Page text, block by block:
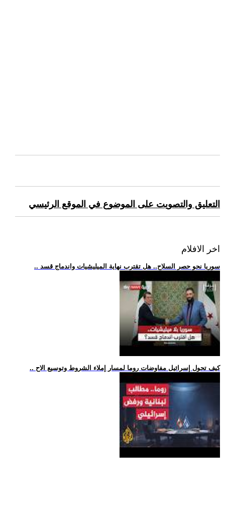
التعليق والتصويت على الموضوع في الموقع الرئيسي
اخر الافلام
.. سوريا نحو حصر السلاح.. هل تقترب نهاية الميليشيات واندماج قسد
.. كيف تحول إسرائيل مفاوضات روما لمسار إملاء الشروط وتوسيع الاح